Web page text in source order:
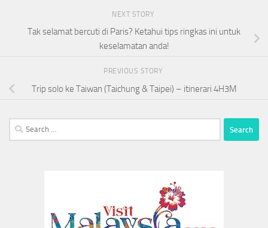
NEXT STORY
Tak selamat bercuti di Paris? Ketahui tips ringkas ini untuk
keselamatan anda!
PREVIOUS STORY
Trip solo ke Taiwan (Taichung & Taipei) – itinerari 4H3M
Search
for: